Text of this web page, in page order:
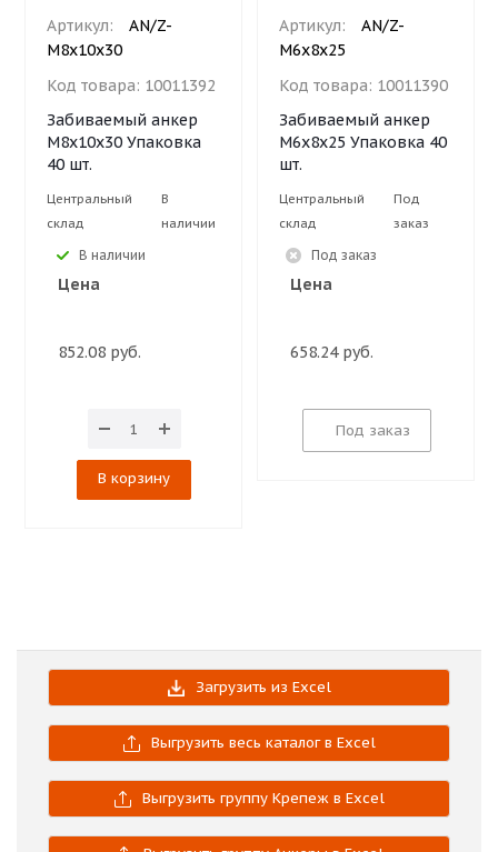
Артикул:
AN/Z-
М8х10х30
Код товара: 10011392
Забиваемый анкер
М8х10х30 Упаковка
40 шт.
Центральный
склад
В
наличии
В наличии
Цена
852.08 руб.
В корзину
Артикул:
AN/Z-
М6х8х25
Код товара: 10011390
Забиваемый анкер
М6х8х25 Упаковка 40
шт.
Центральный
склад
Под
заказ
Под заказ
Цена
658.24 руб.
Под заказ
Загрузить из Excel
Выгрузить весь каталог в Excel
Выгрузить группу Крепеж в Excel